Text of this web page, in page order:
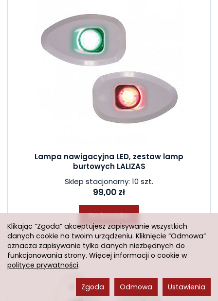
Lampa nawigacyjna LED, zestaw lamp
burtowych LALIZAS
Sklep stacjonarny: 10 szt.
99,00 zł
Do koszyka
Klikając “Zgoda” akceptujesz zapisywanie wszystkich
danych cookie na twoim urządzeniu. Kliknięcie “Odmowa”
oznacza zapisywanie tylko danych niezbędnych do
funkcjonowania strony. Więcej informacji o cookie w
polityce prywatności.
Ustawienia
Odmowa
Zgoda